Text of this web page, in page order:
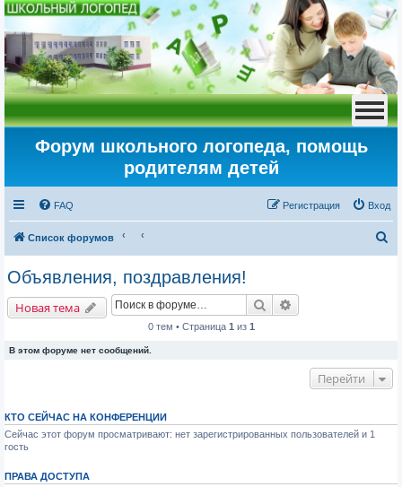
Форум школьного логопеда, помощь
родителям детей
FAQ Вход
Регистрация
Список форумов
о
Объявления, поздравления!
Новая тема Поиск
0 тем • Страница 1 из 1
В этом форуме нет сообщений.
Перейти
КТО СЕЙЧАС НА КОНФЕРЕНЦИИ
Сейчас этот форум просматривают: нет зарегистрированных пользователей и 1
гость
ПРАВА ДОСТУПА